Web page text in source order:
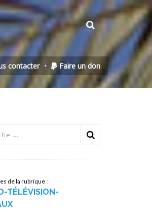
contacter Faire un don
de la rubrique :
TÉLÉVISION-